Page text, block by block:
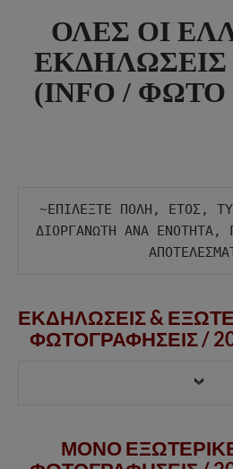
ΟΛΕΣ ΟΙ
ΕΚΔΗΛΩΣΕΙΣ
(INFO / ΦΩΤΟ
~ΕΠΙΛΕΞΤΕ ΠΟΛΗ, ΕΤΟΣ,
ΔΙΟΡΓΑΝΩΤΗ ΑΝΑ ΕΝΟΤΗΤΑ,
ΕΚΔΗΛΩΣΕΙΣ &
ΦΩΤΟΓΡΑΦΗΣΕΙΣ /
ΜΟΝΟ